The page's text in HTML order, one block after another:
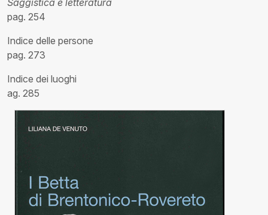
Saggistica e letteratura
pag. 254
Indice delle persone
pag. 273
Indice dei luoghi
ag. 285